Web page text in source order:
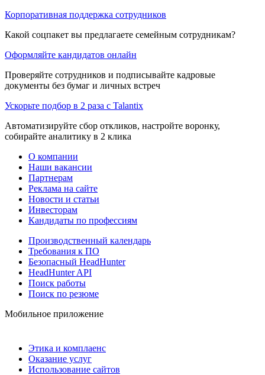
Корпоративная поддержка сотрудников
Какой соцпакет вы предлагаете семейным сотрудникам?
Оформляйте кандидатов онлайн
Проверяйте сотрудников и подписывайте кадровые
документы без бумаг и личных встреч
Ускорьте подбор в 2 раза с Talantix
Автоматизируйте сбор откликов, настройте воронку,
собирайте аналитику в 2 клика
О компании
Наши вакансии
Партнерам
Реклама на сайте
Новости и статьи
Инвесторам
Кандидаты по профессиям
Производственный календарь
Требования к ПО
Безопасный HeadHunter
HeadHunter API
Поиск работы
Поиск по резюме
Мобильное приложение
Этика и комплаенс
Оказание услуг
Использование сайтов